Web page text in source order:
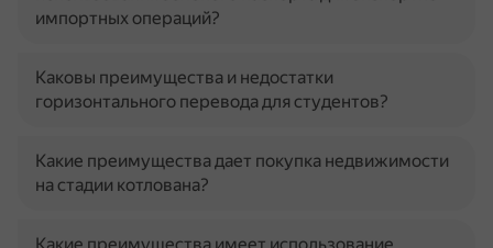
импортных операций?
Каковы преимущества и недостатки
горизонтального перевода для студентов?
Какие преимущества дает покупка недвижимости
на стадии котлована?